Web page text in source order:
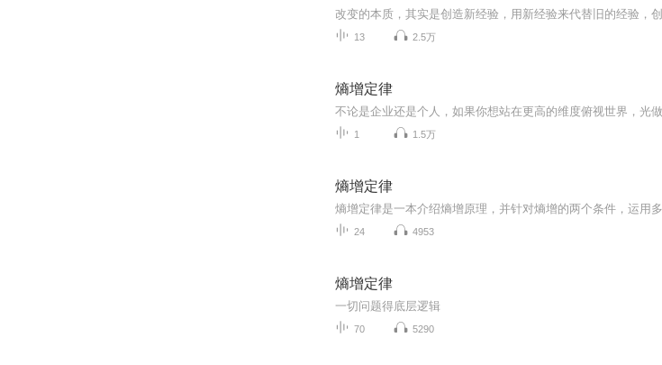
13 2.5万
熵增定律
1 1.5万
熵增定律
24 4953
熵增定律
一切问题得底层逻辑
70 5290